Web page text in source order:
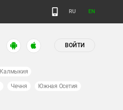
RU EN
ВОЙТИ
Калмыкия
Чечня Южная Осетия